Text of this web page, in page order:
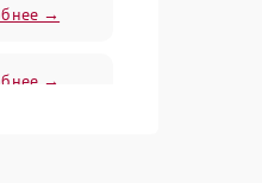
→
→